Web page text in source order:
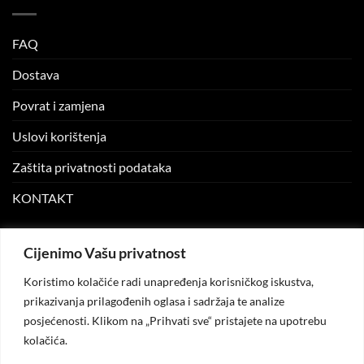
Cijenimo Vašu privatnost
Koristimo kolačiće radi unapređenja korisničkog iskustva,
prikazivanja prilagođenih oglasa i sadržaja te analize
posjećenosti. Klikom na „Prihvati sve“ pristajete na upotrebu
kolačića.
FAQ
Dostava
Povrat i zamjena
Uslovi korištenja
Zaštita privatnosti podataka
KONTAKT
Moje narudžbe